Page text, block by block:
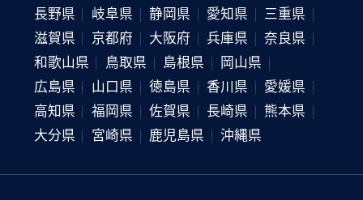
長野県
岐阜県 静岡県 愛知県
三重県
滋賀県
京都府 大阪府 兵庫県
奈良県
和歌山県
鳥取県 島根県
岡山県
広島県
山口県 徳島県 香川県
愛媛県
高知県
福岡県 佐賀県 長崎県
熊本県
大分県
宮崎県 鹿児島県 沖縄県